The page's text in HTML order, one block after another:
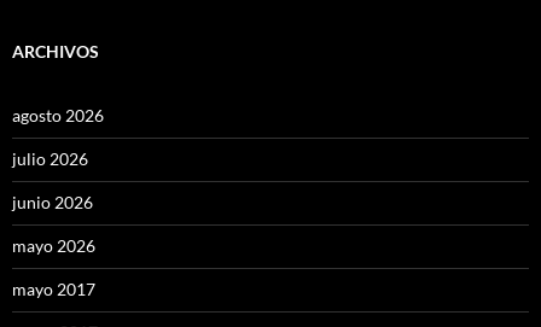
ARCHIVOS
agosto 2026
julio 2026
junio 2026
mayo 2026
mayo 2017